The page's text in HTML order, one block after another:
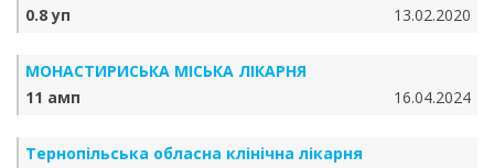
0.8 уп
13.02.2020
МОНАСТИРИСЬКА МІСЬКА ЛІКАРНЯ
11 амп
16.04.2024
Тернопільська обласна клінічна лікарня